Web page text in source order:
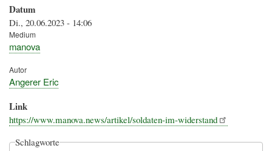
Datum
Di., 20.06.2023 - 14:06
Medium
manova
Autor
Angerer Eric
Link
https://www.manova.news/artikel/soldaten-im-widerstand
Schlagworte